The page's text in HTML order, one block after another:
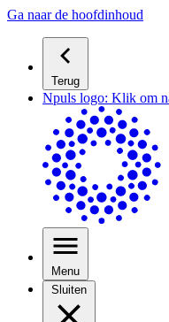
Ga naar de hoofdinhoud
Terug
Npuls logo: Klik om
Menu
Sluiten